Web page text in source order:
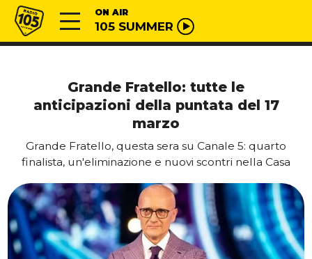
Vai al contenuto
Radio 105 ON AIR
105 SUMMER
Grande Fratello: tutte le
anticipazioni della puntata del 17
marzo
Grande Fratello, questa sera su Canale 5: quarto
finalista, un'eliminazione e nuovi scontri nella Casa